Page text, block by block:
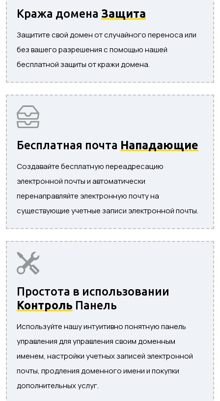
Кража домена Защита
Защитите свой домен от случайного переноса или
без вашего разрешения с помощью нашей
бесплатной защиты от кражи домена.
Бесплатная почта Нападающие
Создавайте бесплатную переадресацию
электронной почты и автоматически
перенаправляйте электронную почту на
существующие учетные записи электронной почты.
Простота в использовании
Контроль Панель
Используйте нашу интуитивно понятную панель
управления для управления своим доменным
именем, настройки учетных записей электронной
почты, продления доменного имени и покупки
дополнительных услуг.